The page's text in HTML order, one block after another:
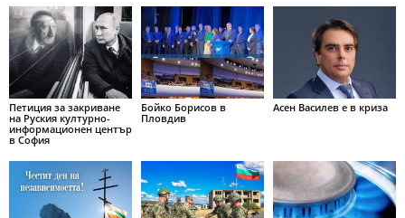
Петиция за закриване
на Руския културно-
информационен център
в София
Бойко Борисов в
Пловдив
Асен Василев е в криза